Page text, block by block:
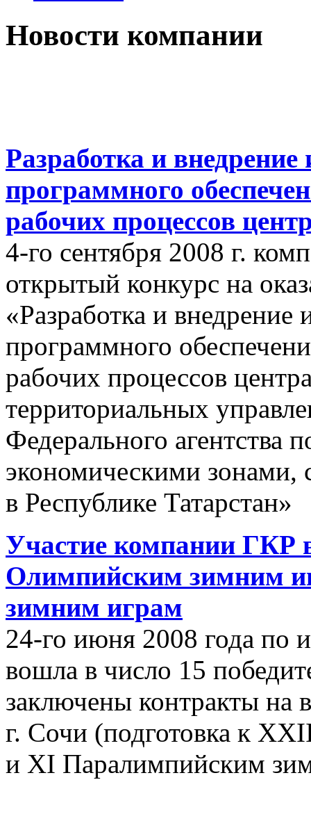
Новости компании
Разработка и
программного
рабочих процессов
4-го сентября 2008 г.
открытый конкурс на
«Разработка и
программного
рабочих процессов
территориальных
Федерального агентства
экономическими зонами,
в Республике Татарстан»
Участие компании ГКР
Олимпийским зимним
зимним играм
24-го июня 2008 года по
вошла в число 15
заключены контракты на
г. Сочи (подготовка к
и XI Паралимпийским